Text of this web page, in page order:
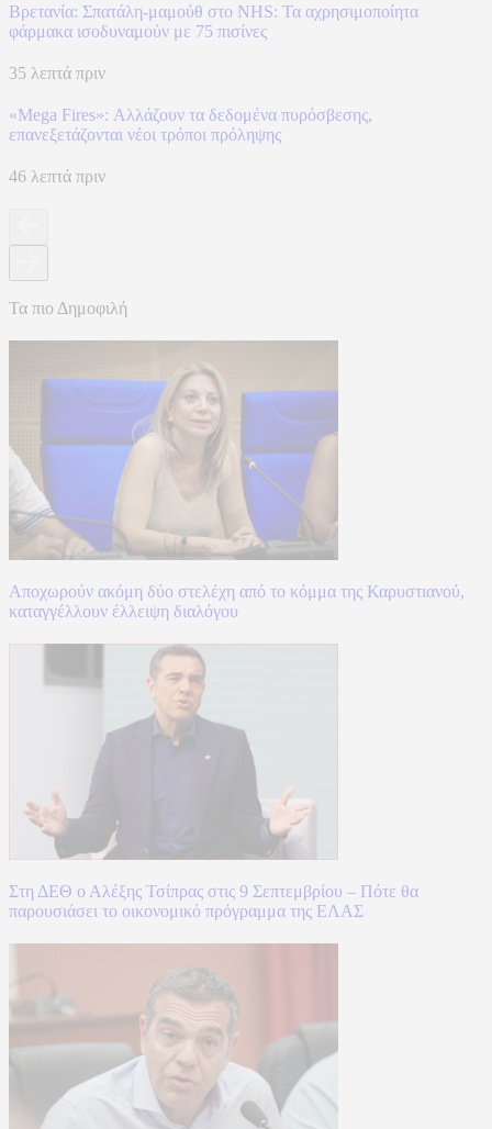
Βρετανία: Σπατάλη‑μαμούθ στο NHS: Τα αχρησιμοποίητα
φάρμακα ισοδυναμούν με 75 πισίνες
35 λεπτά πριν
«Mega Fires»: Αλλάζουν τα δεδομένα πυρόσβεσης,
επανεξετάζονται νέοι τρόποι πρόληψης
46 λεπτά πριν
Τα πιο Δημοφιλή
Αποχωρούν ακόμη δύο στελέχη από το κόμμα της Καρυστιανού,
καταγγέλλουν έλλειψη διαλόγου
Στη ΔΕΘ ο Αλέξης Τσίπρας στις 9 Σεπτεμβρίου – Πότε θα
παρουσιάσει το οικονομικό πρόγραμμα της ΕΛΑΣ